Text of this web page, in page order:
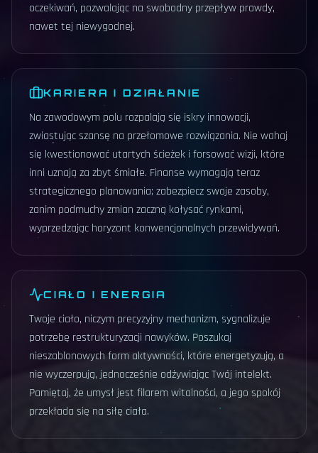
oczekiwań, pozwalając na swobodny przepływ prawdy,
nawet tej niewygodnej.
KARIERA I DZIAŁANIE
Na zawodowym polu rozpalają się iskry innowacji,
zwiastując szansę na przełomowe rozwiązania. Nie wahaj
się kwestionować utartych ścieżek i forsować wizji, które
inni uznają za zbyt śmiałe. Finanse wymagają teraz
strategicznego planowania; zabezpiecz swoje zasoby,
zanim podmuchy zmian zaczną kołysać rynkami,
wyprzedzając horyzont konwencjonalnych przewidywań.
CIAŁO I ENERGIA
Twoje ciało, niczym precyzyjny mechanizm, sygnalizuje
potrzebę restrukturyzacji nawyków. Poszukaj
nieszablonowych form aktywności, które energetyzują, a
nie wyczerpują, jednocześnie odżywiając Twój intelekt.
Pamiętaj, że umysł jest filarem witalności, a jego spokój
przekłada się na siłę ciała.